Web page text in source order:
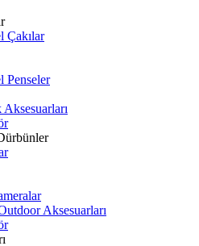
Çakılar
Penseler
Aksesuarları
Aksesuarları